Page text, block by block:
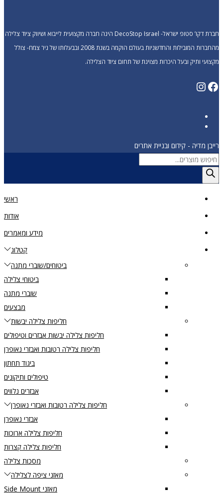
חברת דקו’ סטופ ישראל- DecoStop Israel הינה חברה מקצועית לייבוא ושיווק ציוד צלילה
מהחברות המובילות והחדשניות בעולם הוקמה בשנת 2008 ובבעלותו של ניר צמח- צולל
מקצועי ותיק ובעל היכרות מצוינת של תחום ציוד הצלילה.
Facebook
Instagram
רייבן מדיה - קידום ובניית אתרים
Products
search
ראשי
אודות
מידע ומאמרים
קטלוג
ביטוחים/שוברי מתנה
ביטוחי צלילה
שוברי מתנה
מבצעים
חליפות צלילה יבשות
חליפות צלילה יבשות אבזרים וטיפולים
חליפות צלילה רטובות ואבזרי נאופרן
ביגוד תחתון
טיפולים ותיקונים
אבזרים נלווים
חליפות צלילה רטובות ואבזרי נאופרן
אבזרי נאופרן
חליפות צלילה ארוכות
חליפות צלילה קצרות
מסכות צלילה
מאזני ציפה לצלילה
מאזני Side Mount